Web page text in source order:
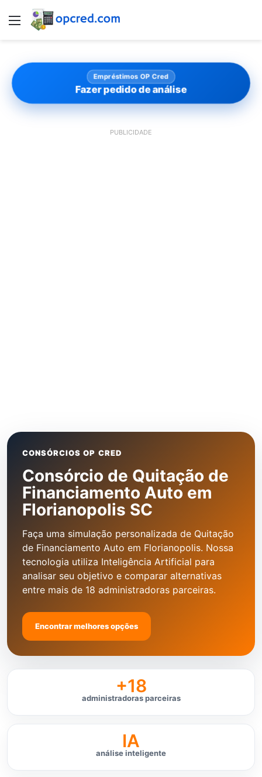
Menu
Empréstimos OP Cred
Fazer pedido de análise
PUBLICIDADE
CONSÓRCIOS OP CRED
Consórcio de Quitação de
Financiamento Auto em
Florianopolis SC
Faça uma simulação personalizada de Quitação
de Financiamento Auto em Florianopolis. Nossa
tecnologia utiliza Inteligência Artificial para
analisar seu objetivo e comparar alternativas
entre mais de 18 administradoras parceiras.
Encontrar melhores opções
+18
administradoras parceiras
IA
análise inteligente